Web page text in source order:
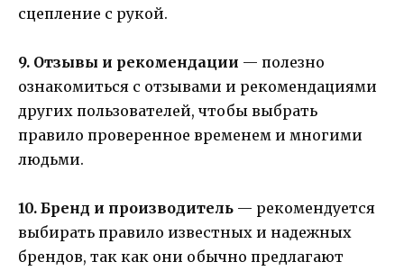
сцепление с рукой.
9. Отзывы и рекомендации — полезно
ознакомиться с отзывами и рекомендациями
других пользователей, чтобы выбрать
правило проверенное временем и многими
людьми.
10. Бренд и производитель — рекомендуется
выбирать правило известных и надежных
брендов, так как они обычно предлагают